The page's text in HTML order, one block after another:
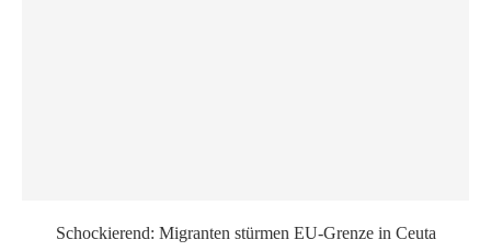
Schockierend: Migranten stürmen EU-Grenze in Ceuta